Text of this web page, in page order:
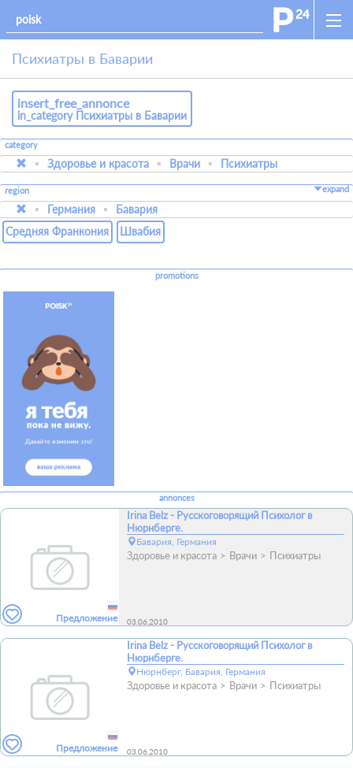
Психиатры в Баварии
insert_free_annonce
in_category Психиатры в Баварии
category
Здоровье и красота Врачи Психиатры
region expand
Германия
Бавария
Средняя Франкония
Швабия
promotions
annonces
Предложение
Irina Belz - Русскоговорящий Психолог в
Нюрнберге.
Бавария, Германия
Здоровье и красота Врачи Психиатры
03.06.2010
Предложение
Irina Belz - Русскоговорящий Психолог в
Нюрнберге.
Нюрнберг, Бавария, Германия
Здоровье и красота Врачи Психиатры
03.06.2010